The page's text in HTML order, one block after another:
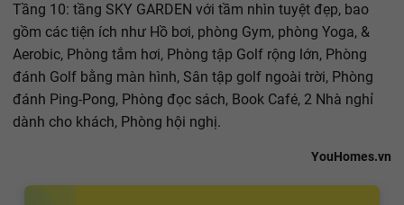
Tầng 10: tầng SKY GARDEN với tầm nhìn tuyệt đẹp, bao
gồm các tiện ích như Hồ bơi, phòng Gym, phòng Yoga, &
Aerobic, Phòng tắm hơi, Phòng tập Golf rộng lớn, Phòng
đánh Golf bằng màn hình, Sân tập golf ngoài trời, Phòng
đánh Ping-Pong, Phòng đọc sách, Book Café, 2 Nhà nghỉ
dành cho khách, Phòng hội nghị.
YouHomes.vn